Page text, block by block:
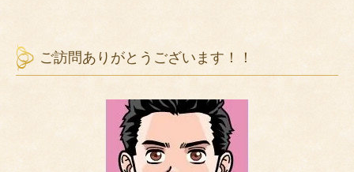
ご訪問ありがとうございます！！